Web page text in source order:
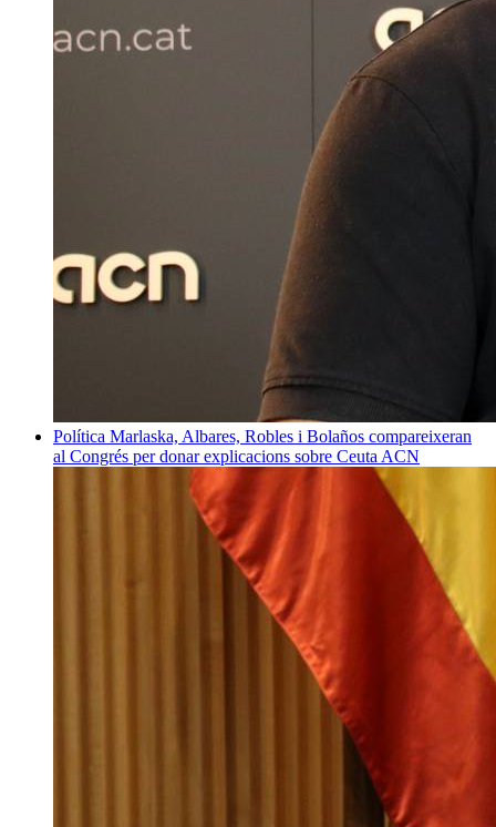
Política Marlaska, Albares, Robles i Bolaños compareixeran
al Congrés per donar explicacions sobre Ceuta ACN